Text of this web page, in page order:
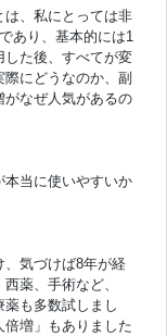
は、私にとっては非
あり、基本的には1
した後、すべてが変
にどうなのか、副
がなぜ人気があるの
本当に使いやすいか
、気づけば8年が経
薬、手術など、
も多数試しまし
増」もありました